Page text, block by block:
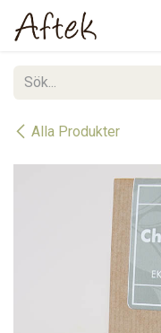
Hoppa till innehåll
Alla Produkter